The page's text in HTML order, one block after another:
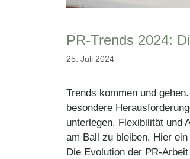
PR-Trends 2024:
25. Juli 2024
Trends kommen und
besondere
unterlegen. Flexibilität und
am Ball zu bleiben. Hier
Die Evolution der PR-